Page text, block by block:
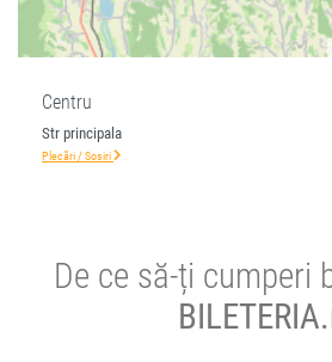
Centru
Str principala
Plecări / Sosiri
De ce să-ți cumperi